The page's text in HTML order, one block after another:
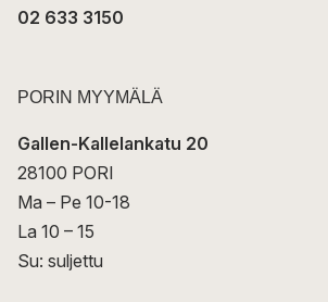
02 633 3150
PORIN MYYMÄLÄ
Gallen-Kallelankatu 20
28100 PORI
Ma – Pe 10-18
La 10 – 15
Su: suljettu